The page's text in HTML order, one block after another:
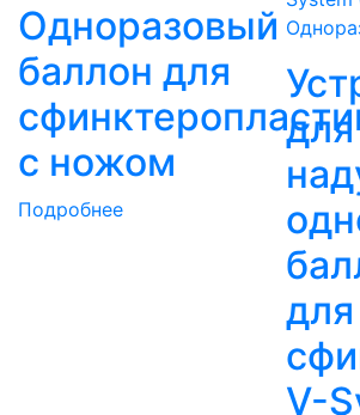
Одноразовый
баллон для
с ножом
Подробнее
для
для
V-